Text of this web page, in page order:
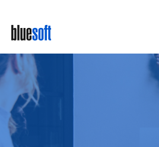
main
content